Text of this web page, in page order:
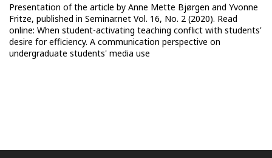
Presentation of the article by Anne Mette Bjørgen and Yvonne
Fritze, published in Seminar.net Vol. 16, No. 2 (2020). Read
online: When student-activating teaching conflict with students'
desire for efficiency. A communication perspective on
undergraduate students' media use